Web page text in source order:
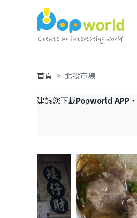
首頁 北投市場
建議您下載Popworld APP